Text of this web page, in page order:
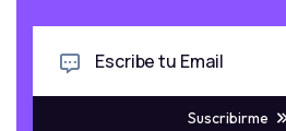
Suscribirme